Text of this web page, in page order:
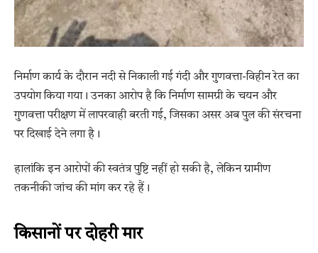
निर्माण कार्य के दौरान नदी से निकाली गई गंदी और गुणवत्ता-विहीन रेत का
उपयोग किया गया। उनका आरोप है कि निर्माण सामग्री के चयन और
गुणवत्ता परीक्षण में लापरवाही बरती गई, जिसका असर अब पुल की संरचना
पर दिखाई देने लगा है।
हालांकि इन आरोपों की स्वतंत्र पुष्टि नहीं हो सकी है, लेकिन ग्रामीण
तकनीकी जांच की मांग कर रहे हैं।
किसानों पर दोहरी मार